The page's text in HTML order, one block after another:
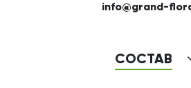
info@grand-
СОСТАВ